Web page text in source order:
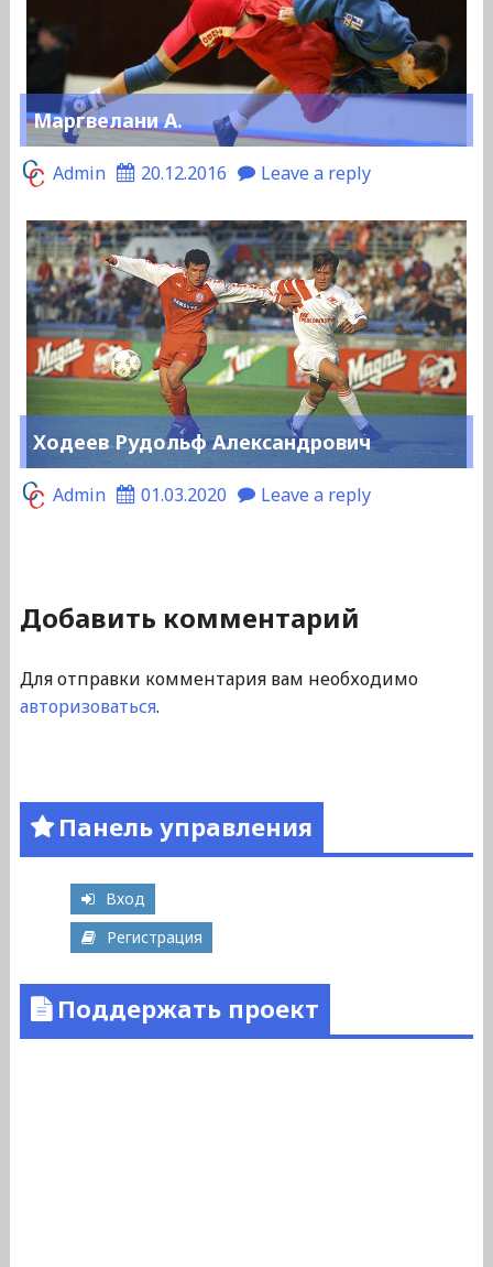
Маргвелани А.
Admin 20.12.2016 Leave a reply
Ходеев Рудольф Александрович
Admin 01.03.2020 Leave a reply
Добавить комментарий
Для отправки комментария вам необходимо
авторизоваться.
Панель управления
Вход
Регистрация
Поддержать проект